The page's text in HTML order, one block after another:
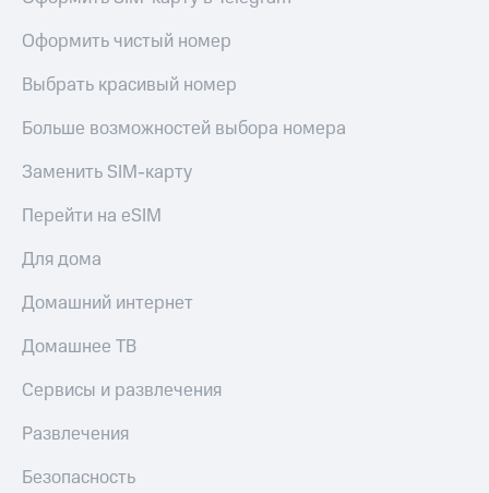
Оформить чистый номер
Выбрать красивый номер
Больше возможностей выбора номера
Заменить SIM-карту
Перейти на eSIM
Для дома
Домашний интернет
Домашнее ТВ
Сервисы и развлечения
Развлечения
Безопасность